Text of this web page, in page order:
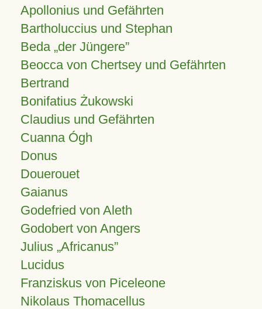
Apollonius und Gefährten
Bartholuccius und Stephan
Beda „der Jüngere”
Beocca von Chertsey und Gefährten
Bertrand
Bonifatius Żukowski
Claudius und Gefährten
Cuanna Ógh
Donus
Douerouet
Gaianus
Godefried von Aleth
Godobert von Angers
Julius Africanus
Lucidus
Franziskus von Piceleone
Nikolaus Thomacellus